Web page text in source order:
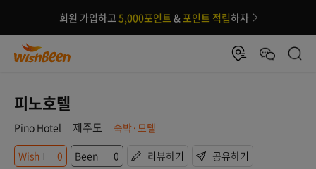
회원 가입하고 5,000포인트 &포인트 적립하자
피노호텔
Pino Hotel 제주도
숙박·모텔
Wish
0 Been 0 리뷰하기 공유하기